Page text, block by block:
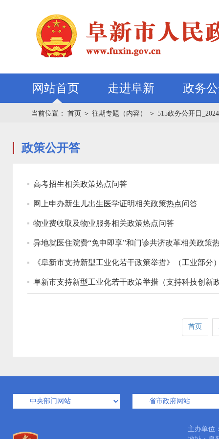
网站首页 走进阜新 政务
当前位置： 首页 ＞ 往期专题（内容） ＞ 515政务公开日_2024
政策公开答
高考招生相关政策热点问答
网上申办新生儿出生医学证明相关政策热点问答
物业费收取及物业服务相关政策热点问答
异地就医住院费“免申即享”和门诊共济改革相关政策
《阜新市支持新型工业化若干政策举措》（工业部分
阜新市支持新型工业化若干政策举措（支持科技创新
首页
主办单位